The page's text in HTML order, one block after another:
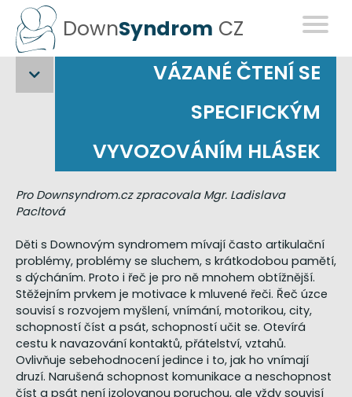
DownSyndrom CZ
VÁZANÉ ČTENÍ SE
SPECIFICKÝM
VYVOZOVÁNÍM HLÁSEK
Pro Downsyndrom.cz zpracovala Mgr. Ladislava
Pacltová
Děti s Downovým syndromem mívají často artikulační
problémy, problémy se sluchem, s krátkodobou pamětí,
s dýcháním. Proto i řeč je pro ně mnohem obtížnější.
Stěžejním prvkem je motivace k mluvené řeči. Řeč úzce
souvisí s rozvojem myšlení, vnímání, motorikou, city,
schopností číst a psát, schopností učit se. Otevírá
cestu k navazování kontaktů, přátelství, vztahů.
Ovlivňuje sebehodnocení jedince i to, jak ho vnímají
druzí. Narušená schopnost komunikace a neschopnost
číst a psát není izolovanou poruchou, ale vždy souvisí